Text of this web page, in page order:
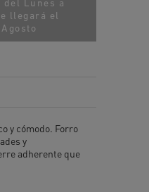
del Lunes a
llegará el
y cómodo. Forro
y
adherente que